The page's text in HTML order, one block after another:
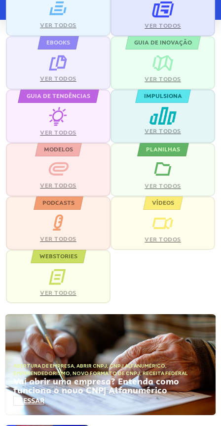
VER TODOS VER TODOS
EBOOKS
VER TODOS
GUIA DE INOVAÇÃO
VER TODOS
GUIA DE TENDÊNCIAS
VER TODOS
IMPULSIONA
VER TODOS
MODELOS
VER TODOS
PLANILHAS
VER TODOS
PODCASTS
VER TODOS
VÍDEOS
VER TODOS
WEBSTORIES
VER TODOS
ABERTURA DE EMPRESA, ABRIR CNPJ,CNPJ ALFANUMÉRICO,
EMPREENDEDORISMO, NOVO FORMATO DE CNPJ,RECEITA FEDERAL
Vai abrir uma empresa? Entenda como
funciona o novo CNPJ Alfanumérico
ACESSAR